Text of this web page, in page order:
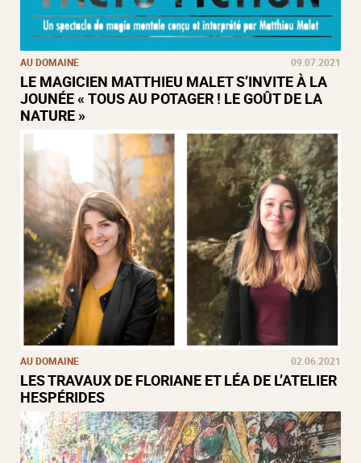
AU DOMAINE 09.07.2021
LE MAGICIEN MATTHIEU MALET S’INVITE À LA
JOUNÉE « TOUS AU POTAGER ! LE GOÛT DE LA
NATURE »
AU DOMAINE 02.06.2021
LES TRAVAUX DE FLORIANE ET LÉA DE L’ATELIER
HESPÉRIDES